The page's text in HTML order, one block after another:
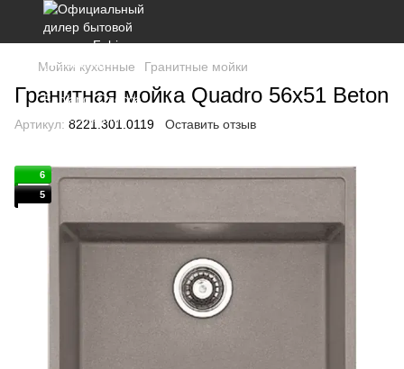
Мойки кухонные Гранитные мойки
Гранитная мойка Quadro 56x51 Beton
Артикул: 8221.301.0119 Оставить отзыв
6
5